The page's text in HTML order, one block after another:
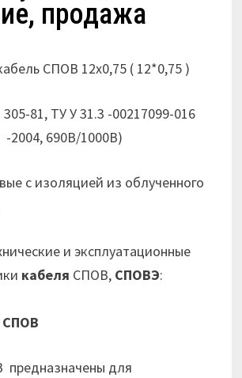
продажа
СПОВ 12х0,75 ( 12*0,75 )
81, ТУ У 31.3 -00217099-016
-2004, 690В/1000В)
с изоляцией из облученного
и эксплуатационные
кабеля СПОВ, СПОВЭ:
СПОВ
для